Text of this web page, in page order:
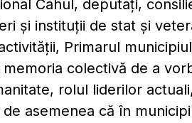
Cahul, deputați,
și instituții de stat și
Primarul
colectivă de a
rolul liderilor
asemenea că în